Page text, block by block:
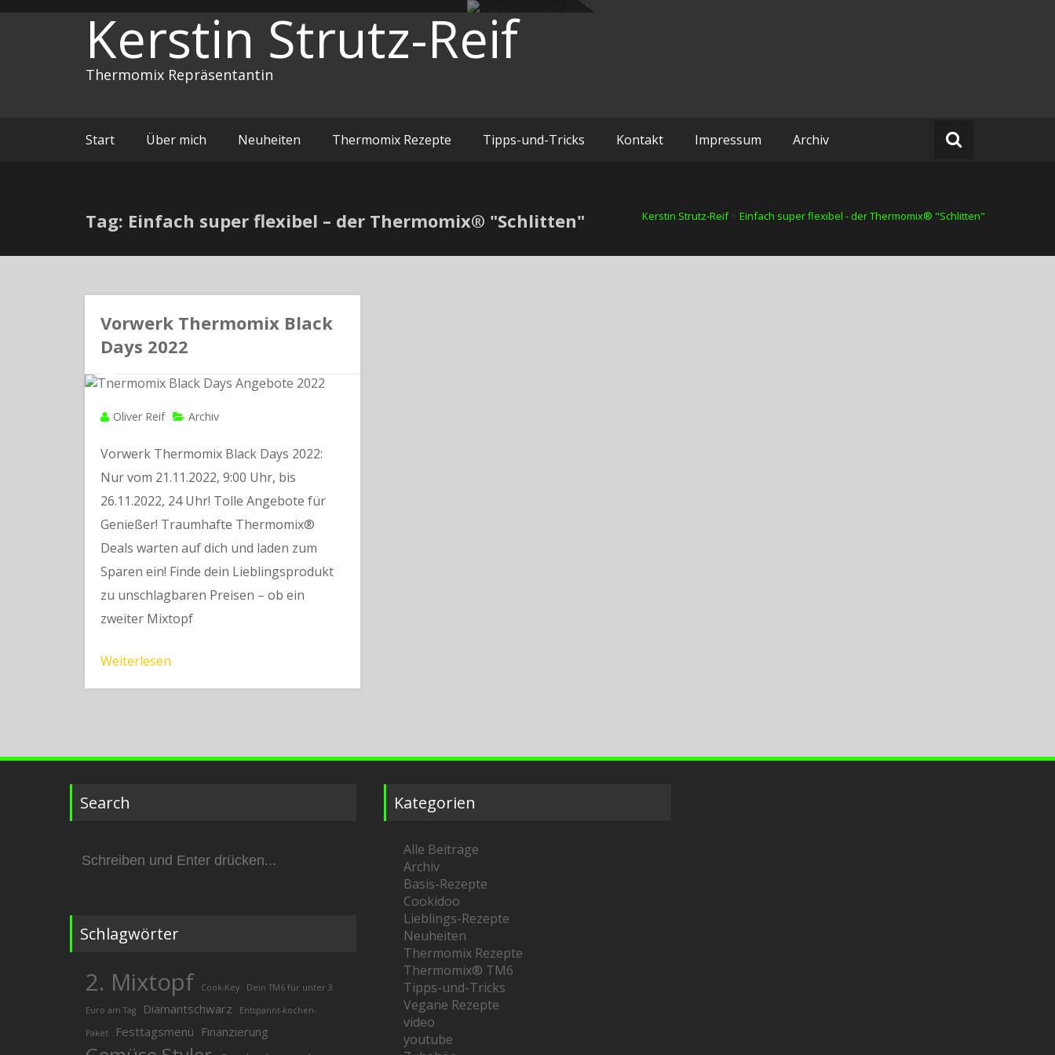
Kerstin Strutz-Reif
Thermomix Repräsentantin
Start Über mich Neuheiten Thermomix Rezepte Tipps-und-Tricks Kontakt Impressum Archiv
Tag: Einfach super flexibel – der Thermomix® "Schlitten" Kerstin Strutz-Reif> Einfach super flexibel - der Thermomix® "Schlitten"
Vorwerk Thermomix Black
Days 2022
Oliver Reif Archiv
Vorwerk Thermomix Black Days 2022:
Nur vom 21.11.2022, 9:00 Uhr, bis
26.11.2022, 24 Uhr! Tolle Angebote für
Genießer! Traumhafte Thermomix®
Deals warten auf dich und laden zum
Sparen ein! Finde dein Lieblingsprodukt
zu unschlagbaren Preisen – ob ein
zweiter Mixtopf
Weiterlesen
Search
nach:
Schlagwörter
2. Mixtopf Cook-Key Dein TM6 für unter 3
Euro am Tag Diamantschwarz Entspannt-kochen-
Paket Festtagsmenü Finanzierung
Kategorien
Alle Beiträge
Archiv
Basis-Rezepte
Cookidoo
Lieblings-Rezepte
Neuheiten
Thermomix Rezepte
Thermomix® TM6
Tipps-und-Tricks
Vegane Rezepte
video
youtube